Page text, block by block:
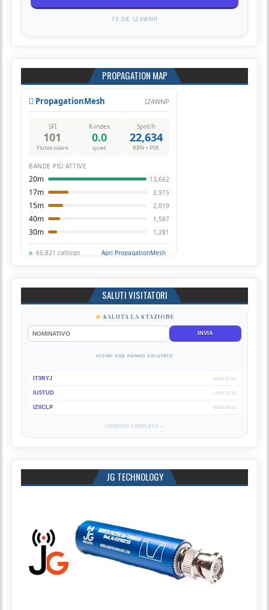
73 DE IZ4WNP
PROPAGATION MAP
SALUTI VISITATORI
SALUTA LA STAZIONE
INVIA
ULTIMI CHE HANNO SALUTATO
IT9RYJ 29/05 15:51
IU5TUD 17/05 23:19
IZ0CLP 06/05 09:54
LOGBOOK COMPLETO →
JG TECHNOLOGY